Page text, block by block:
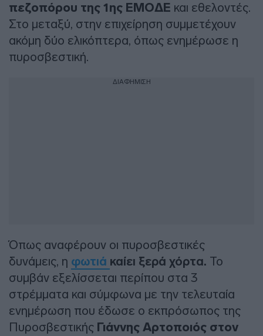
πεζοπόρου της 1ης ΕΜΟΔΕ και εθελοντές.
Στο μεταξύ, στην επιχείρηση συμμετέχουν
ακόμη δύο ελικόπτερα, όπως ενημέρωσε η
πυροσβεστική.
ΔΙΑΦΗΜΙΣΗ
Όπως αναφέρουν οι πυροσβεστικές
δυνάμεις, η φωτιά καίει ξερά χόρτα. Το
συμβάν εξελίσσεται περίπου στα 3
στρέμματα και σύμφωνα με την τελευταία
ενημέρωση που έδωσε ο εκπρόσωπος της
Πυροσβεστικής Γιάννης Αρτοποιός στον